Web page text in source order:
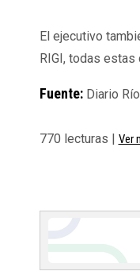
El ejecutivo
RIGI, todas estas
Fuente:Diario
770 lecturas | Ver